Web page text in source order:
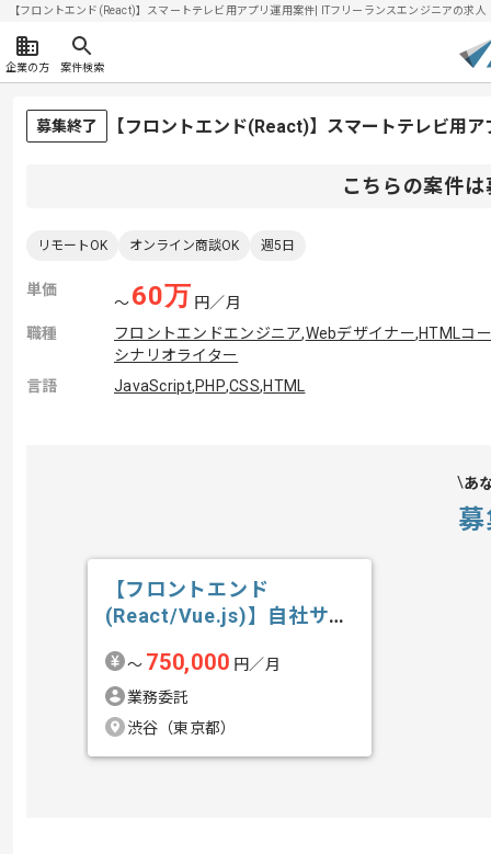
【フロントエンド(React)】スマートテレビ用アプリ運用案件| ITフリーランスエンジニアの求
企業の方 案件検索
募集終了 【フロントエンド(React)】スマートテレビ用
こちらの案件
リモートOK オンライン商談OK 週5日
単価
〜60万 円／月
職種
フロントエンドエンジニア,Webデザイナー,HTMLコ
シナリオライター
言語
JavaScript,PHP,CSS,HTML
あ
【フロントエンド
(React/Vue.js)】自社サー
〜 750,000 円／月
業務委託
渋谷（東京都）